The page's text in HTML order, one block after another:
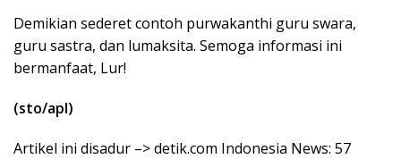
Demikian sederet contoh purwakanthi guru swara,
guru sastra, dan lumaksita. Semoga informasi ini
bermanfaat, Lur!
(sto/apl)
Artikel ini disadur –> detik.com Indonesia News: 57